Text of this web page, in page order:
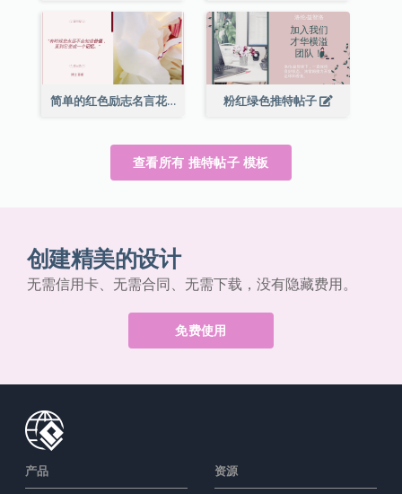
简单的红色励志名言花卉推特帖子 粉红绿色推特帖子
查看所有 推特帖子 模板
创建精美的设计
无需信用卡、无需合同、无需下载，没有隐藏费用。
免费使用
产品 资源